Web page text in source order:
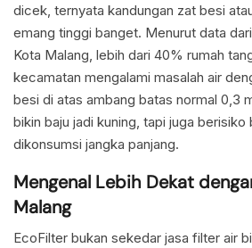
dicek, ternyata kandungan zat besi
emang tinggi banget. Menurut data
Kota Malang, lebih dari 40% rumah
kecamatan mengalami masalah air
besi di atas ambang batas normal 0,3
bikin baju jadi kuning, tapi juga berisiko
dikonsumsi jangka panjang.
Mengenal Lebih Dekat
Malang
EcoFilter bukan sekedar jasa filter air